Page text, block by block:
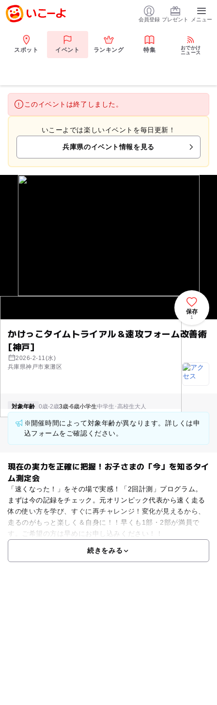
会員登録 プレゼント メニュー
スポット イベント ランキング 特集
おでかけ
ニュース
このイベントは終了しました。
いこーよでは楽しいイベントを毎日更新！
兵庫県のイベント情報を見る
かけっこタイムトライアル＆速攻フォーム改善術
[神戸]
2026-2-11(水)
兵庫県神戸市東灘区
保存
1
対象年齢 0歳-2歳3歳-6歳小学生中学生･高校生大人
※開催時間によって対象年齢が異なります。詳しくは申
込フォームをご確認ください。
現在の実力を正確に把握！お子さまの「今」を知るタイ
ム測定会
「速くなった！」をその場で実感！「2回計測」プログラム。
まずは今の記録をチェック。元オリンピック代表から速く走る
体の使い方を学び、すぐに再チャレンジ！変化が見えるから、
走るのがもっと楽しく＆自身に！！早くも1部・2部が満員で
す。ご希望の方は早めにお申し込みください！！
続きをみる